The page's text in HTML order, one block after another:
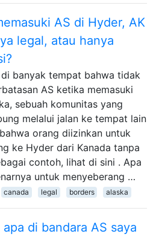
AS di Hyder, AK
legal, atau hanya
banyak tempat bahwa tidak
AS ketika memasuki
sebuah komunitas yang
melalui jalan ke tempat lain
orang diizinkan untuk
ke Hyder dari Kanada tanpa
contoh, lihat di sini . Apa
untuk menyeberang …
canada legal borders alaska
di bandara AS saya